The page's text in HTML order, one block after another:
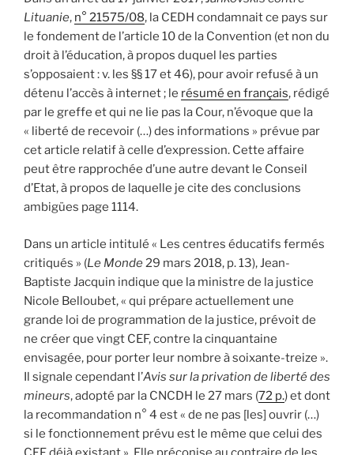
Lituanie, n° 21575/08, la CEDH condamnait ce pays sur
le fondement de l’article 10 de la Convention (et non du
droit à l’éducation, à propos duquel les parties
s’opposaient : v. les §§ 17 et 46), pour avoir refusé à un
détenu l’accès à internet ; le résumé en français, rédigé
par le greffe et qui ne lie pas la Cour, n’évoque que la
« liberté de recevoir (…) des informations » prévue par
cet article relatif à celle d’expression. Cette affaire
peut être rapprochée d’une autre devant le Conseil
d’Etat, à propos de laquelle je cite des conclusions
ambigües page 1114.
Dans un article intitulé « Les centres éducatifs fermés
critiqués » (Le Monde 29 mars 2018, p. 13), Jean-
Baptiste Jacquin indique que la ministre de la justice
Nicole Belloubet, « qui prépare actuellement une
grande loi de programmation de la justice, prévoit de
ne créer que vingt CEF, contre la cinquantaine
envisagée, pour porter leur nombre à soixante-treize ».
Il signale cependant l’Avis sur la privation de liberté des
mineurs, adopté par la CNCDH le 27 mars (72 p.) et dont
la recommandation n° 4 est « de ne pas [les] ouvrir (…)
si le fonctionnement prévu est le même que celui des